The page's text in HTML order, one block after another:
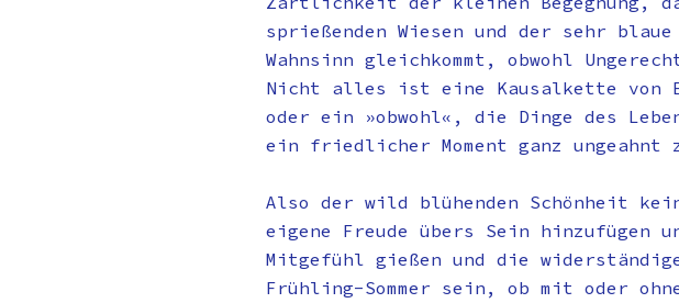
sprießenden Wiesen und der sehr
Wahnsinn gleichkommt, obwohl
Nicht alles ist eine Kausalkette von
oder ein »obwohl«, die Dinge des
ein friedlicher Moment ganz ungeahnt
Also der wild blühenden Schönheit
eigene Freude übers Sein hinzufügen
Mitgefühl gießen und die
Frühling-Sommer sein, ob mit oder